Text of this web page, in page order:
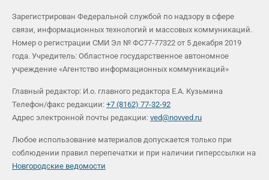
Зарегистрирован Федеральной службой по надзору в сфере
связи, информационных технологий и массовых коммуникаций.
Номер о регистрации СМИ Эл № ФС77-77322 от 5 декабря 2019
года. Учредитель: Областное государственное автономное
учреждение «Агентство информационных коммуникаций»
Главный редактор: И.о. главного редактора Е.А. Кузьмина
Телефон/факс редакции: +7 (8162) 77-32-92
Адрес электронной почты редакции: ved@novved.ru
Любое использование материалов допускается только при
соблюдении правил перепечатки и при наличии гиперссылки на
Новгородские ведомости